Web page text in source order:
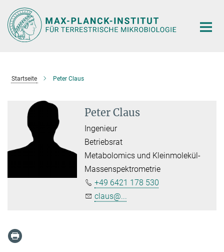
Hauptinhalt
Startseite Peter Claus
Peter Claus
Ingenieur
Betriebsrat
Metabolomics und Kleinmolekül-
Massenspektrometrie
+49 6421 178 530
claus@...